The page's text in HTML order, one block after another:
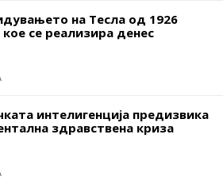
на Тесла од 1926
се реализира денес
интелигенција предизвика
здравствена криза